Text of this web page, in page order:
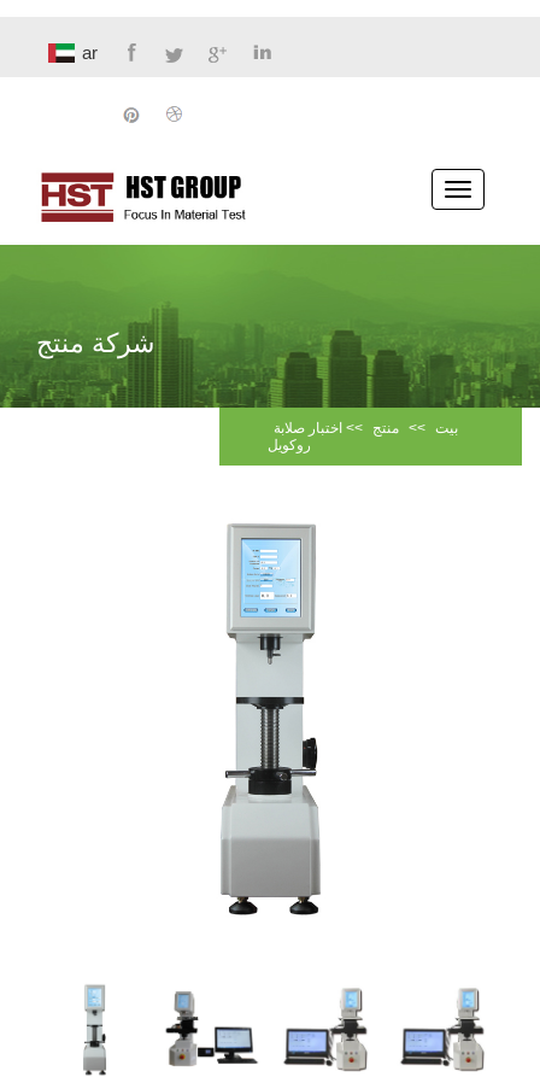
ar
تبديل
الملاحة
شركة منتج
بيت >> منتج >> اختبار صلابة
روكويل